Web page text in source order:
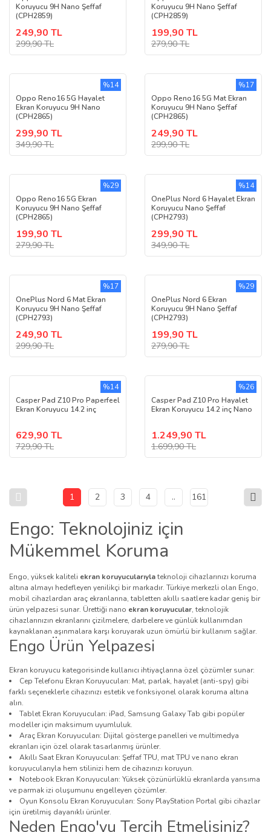
Koruyucu 9H Nano Şeffaf
(CPH2859)
249,90 TL
299,90 TL
Koruyucu 9H Nano Şeffaf
(CPH2859)
199,90 TL
279,90 TL
Oppo Reno16 5G Hayalet
Ekran Koruyucu 9H Nano
(CPH2865)
299,90 TL
349,90 TL
%14
Oppo Reno16 5G Mat Ekran
Koruyucu 9H Nano Şeffaf
(CPH2865)
249,90 TL
299,90 TL
%17
Oppo Reno16 5G Ekran
Koruyucu 9H Nano Şeffaf
(CPH2865)
199,90 TL
279,90 TL
%29
OnePlus Nord 6 Hayalet Ekran
Koruyucu Nano Şeffaf
(CPH2793)
299,90 TL
349,90 TL
%14
OnePlus Nord 6 Mat Ekran
Koruyucu 9H Nano Şeffaf
(CPH2793)
249,90 TL
299,90 TL
%17
OnePlus Nord 6 Ekran
Koruyucu 9H Nano Şeffaf
(CPH2793)
199,90 TL
279,90 TL
%29
Casper Pad Z10 Pro Paperfeel
Ekran Koruyucu 14.2 inç
629,90 TL
729,90 TL
%14
Casper Pad Z10 Pro Hayalet
Ekran Koruyucu 14.2 inç Nano
1.249,90 TL
1.699,90 TL
%26
1 2 3 4 .. 161
Engo: Teknolojiniz için
Mükemmel Koruma
Engo, yüksek kaliteli ekran koruyucularıylateknoloji cihazlarınızı koruma
altına almayı hedefleyen yenilikçi bir markadır. Türkiye merkezli olan Engo,
mobil cihazlardan araç ekranlarına, tabletten akıllı saatlere kadar geniş bir
ürün yelpazesi sunar. Ürettiği nano ekran koruyucular, teknolojik
cihazlarınızın ekranlarını çizilmelere, darbelere ve günlük kullanımdan
kaynaklanan aşınmalara karşı koruyarak uzun ömürlü bir kullanım sağlar.
Engo Ürün Yelpazesi
Ekran koruyucu kategorisinde kullanıcı ihtiyaçlarına özel çözümler sunar:
Cep Telefonu Ekran Koruyucuları: Mat, parlak, hayalet (anti-spy) gibi
farklı seçeneklerle cihazınızı estetik ve fonksiyonel olarak koruma altına
alın.
Tablet Ekran Koruyucuları: iPad, Samsung Galaxy Tab gibi popüler
modeller için maksimum uyumluluk.
Araç Ekran Koruyucuları: Dijital gösterge panelleri ve multimedya
ekranları için özel olarak tasarlanmış ürünler.
Akıllı Saat Ekran Koruyucuları: Şeffaf TPU, mat TPU ve nano ekran
koruyucularıyla hem stilinizi hem de cihazınızı koruyun.
Notebook Ekran Koruyucuları: Yüksek çözünürlüklü ekranlarda yansıma
ve parmak izi oluşumunu engelleyen çözümler.
Oyun Konsolu Ekran Koruyucuları: Sony PlayStation Portal gibi cihazlar
için üretilmiş dayanıklı ürünler.
Neden Engo'yu Tercih Etmelisiniz?